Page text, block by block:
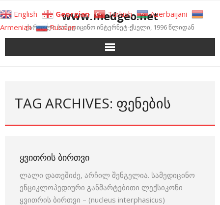
to
content
www.medgeo.net
ქართული სამედიცინო ინტერნეტ-ქსელი, 1996 წლიდან
TAG ARCHIVES: ᲤᲔᲜᲔᲑᲘᲡ
ᲧᲕᲘᲗᲠᲘᲡ ᲑᲘᲠᲗᲕᲘ
ლალი დათეშიძე, არჩილ შენგელია. სამედიცინო
ენციკლოპედიური განმარტებითი ლექსიკონი
ყვითრის ბირთვი – (nucleus interphasicus)
English Georgian Turkish
Azerbaijani
Armenian
Russian